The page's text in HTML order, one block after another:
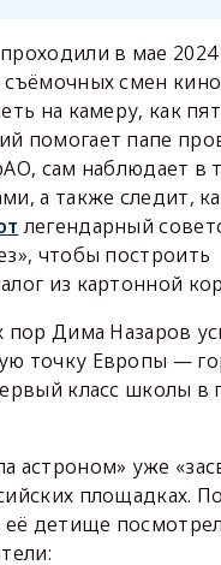
в мае 2024
съёмочных смен
на камеру, как
помогает папе
сам наблюдает в
а также следит,
легендарный
чтобы построить
из картонной
пор Дима Назаров
точку Европы —
класс школы в
астроном» уже
площадках.
её детище